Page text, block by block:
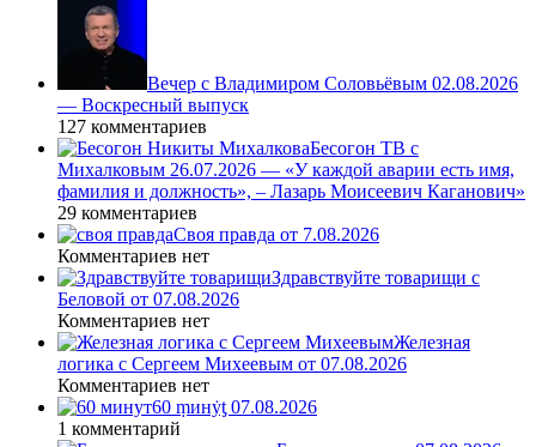
Вечер с Владимиром Соловьёвым 02.08.2026
— Воскресный выпуск
127 комментариев
Бесогон ТВ с
Михалковым 26.07.2026 — «У каждой аварии есть имя,
фамилия и должность», – Лазарь Моисеевич Каганович»
29 комментариев
Своя правда от 7.08.2026
Комментариев нет
Здравствуйте товарищи с
Беловой от 07.08.2026
Комментариев нет
Железная
логика с Сергеем Михеевым от 07.08.2026
Комментариев нет
60 ṃинẏƫ 07.08.2026
1 комментарий